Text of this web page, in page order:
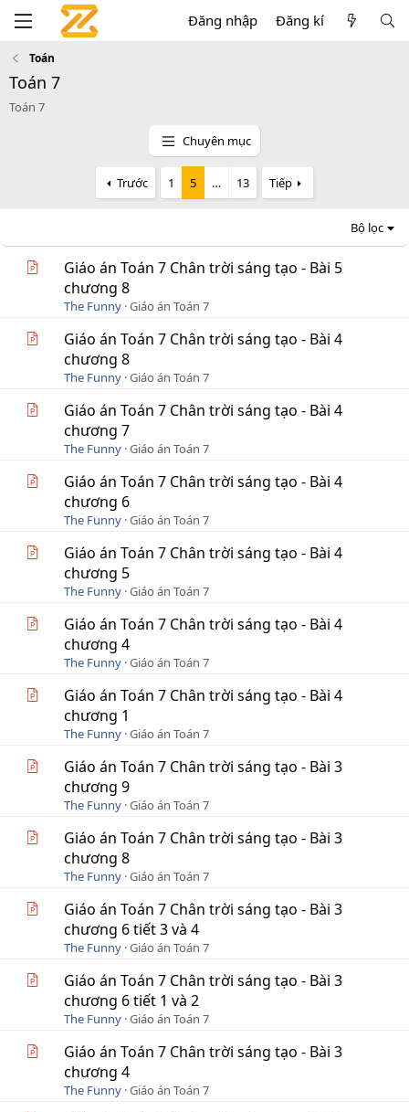
Đăng nhập Đăng kí
Toán
Toán 7
Toán 7
Chuyên mục
Trước 1 5 … 13 Tiếp
Bộ lọc
Giáo án Toán 7 Chân trời sáng tạo - Bài 5
chương 8
The Funny Giáo án Toán 7
Giáo án Toán 7 Chân trời sáng tạo - Bài 4
chương 8
The Funny Giáo án Toán 7
Giáo án Toán 7 Chân trời sáng tạo - Bài 4
chương 7
The Funny Giáo án Toán 7
Giáo án Toán 7 Chân trời sáng tạo - Bài 4
chương 6
The Funny Giáo án Toán 7
Giáo án Toán 7 Chân trời sáng tạo - Bài 4
chương 5
The Funny Giáo án Toán 7
Giáo án Toán 7 Chân trời sáng tạo - Bài 4
chương 4
The Funny Giáo án Toán 7
Giáo án Toán 7 Chân trời sáng tạo - Bài 4
chương 1
The Funny Giáo án Toán 7
Giáo án Toán 7 Chân trời sáng tạo - Bài 3
chương 9
The Funny Giáo án Toán 7
Giáo án Toán 7 Chân trời sáng tạo - Bài 3
chương 8
The Funny Giáo án Toán 7
Giáo án Toán 7 Chân trời sáng tạo - Bài 3
chương 6 tiết 3 và 4
The Funny Giáo án Toán 7
Giáo án Toán 7 Chân trời sáng tạo - Bài 3
chương 6 tiết 1 và 2
The Funny Giáo án Toán 7
Giáo án Toán 7 Chân trời sáng tạo - Bài 3
chương 4
The Funny Giáo án Toán 7